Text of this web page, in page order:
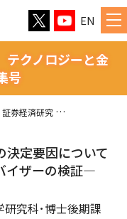
EN
証券経済研究
クノロジーと金
号
決定要因について
イザーの検証—
究科･博士後期課